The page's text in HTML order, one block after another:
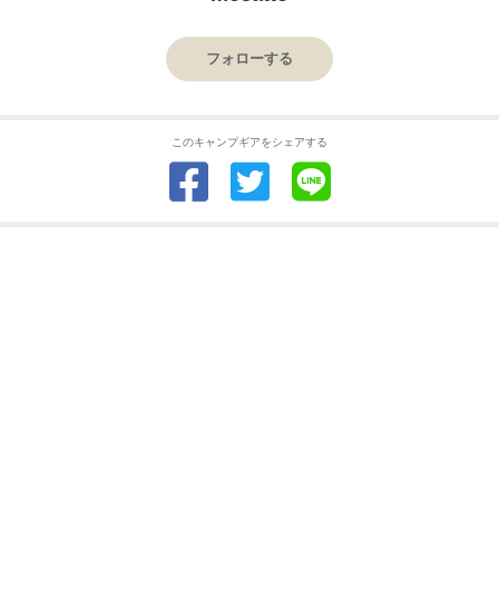
フォローする
このキャンプギアをシェアする